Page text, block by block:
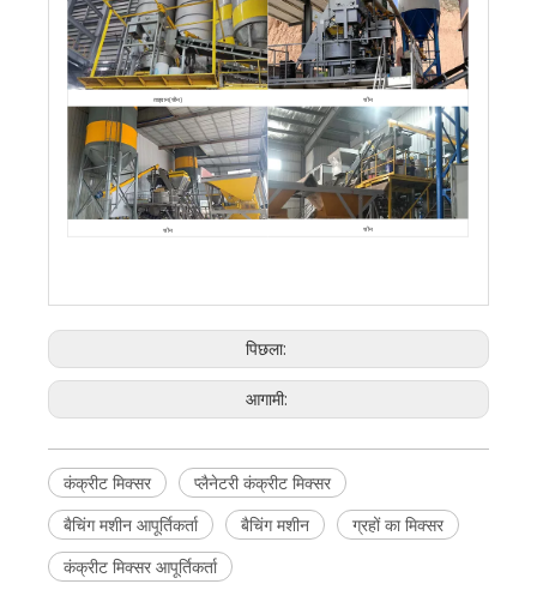
ताइवान(चीन) चीन
चीन चीन
पिछला:
आगामी:
कंक्रीट मिक्सर
प्लैनेटरी कंक्रीट मिक्सर
बैचिंग मशीन आपूर्तिकर्ता
बैचिंग मशीन
ग्रहों का मिक्सर
कंक्रीट मिक्सर आपूर्तिकर्ता